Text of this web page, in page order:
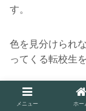
す。
色を見分けられ
ってくる転校生
メニュー ホー